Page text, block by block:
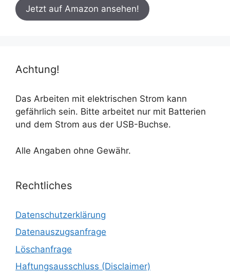
Jetzt auf Amazon ansehen!
Achtung!
Das Arbeiten mit elektrischen Strom kann
gefährlich sein. Bitte arbeitet nur mit Batterien
und dem Strom aus der USB-Buchse.
Alle Angaben ohne Gewähr.
Rechtliches
Datenschutzerklärung
Datenauszugsanfrage
Löschanfrage
Haftungsausschluss (Disclaimer)